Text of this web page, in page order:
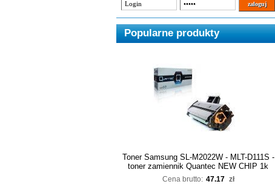
Popularne produkty
Toner Samsung SL-M2022W - MLT-D111S -
toner zamiennik Quantec NEW CHIP 1k
Cena brutto: 47.17 zł